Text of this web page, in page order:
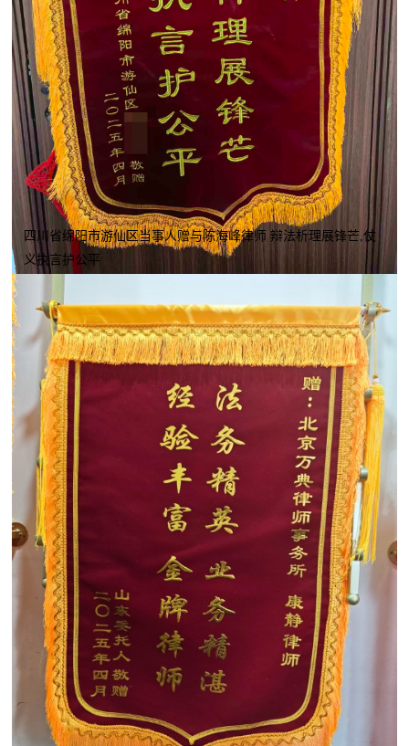
四川省绵阳市游仙区当事人赠与陈海峰律师 辩法析理展锋芒,仗
义执言护公平